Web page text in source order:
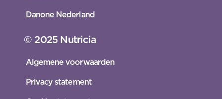
Danone Nederland
© 2025 Nutricia
Algemene voorwaarden
Privacy statement